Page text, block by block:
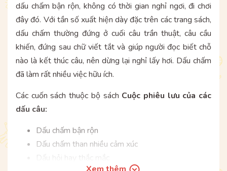
dấu chấm bận rộn, không có thời gian nghỉ ngơi, đi chơi
đây đó. Với tần số xuất hiện dày đặc trên các trang sách,
dấu chấm thường đứng ở cuối câu trần thuật, câu cầu
khiến, đứng sau chữ viết tắt và giúp người đọc biết chỗ
nào là kết thúc câu, nên dừng lại nghỉ lấy hơi. Dấu chấm
đã làm rất nhiều việc hữu ích.
Các cuốn sách thuộc bộ sách Cuộc phiêu lưu của các
dấu câu:
Dấu chấm bận rộn
Dấu chấm than nhiều cảm xúc
Dấu hỏi hay thắc mắc